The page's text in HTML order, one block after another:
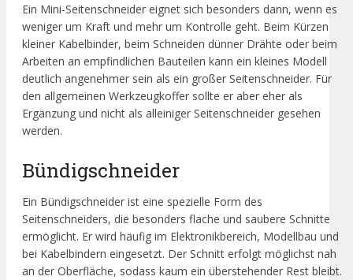
Ein Mini-Seitenschneider eignet sich besonders dann, wenn es
weniger um Kraft und mehr um Kontrolle geht. Beim Kürzen
kleiner Kabelbinder, beim Schneiden dünner Drähte oder beim
Arbeiten an empfindlichen Bauteilen kann ein kleines Modell
deutlich angenehmer sein als ein großer Seitenschneider. Für
den allgemeinen Werkzeugkoffer sollte er aber eher als
Ergänzung und nicht als alleiniger Seitenschneider gesehen
werden.
Bündigschneider
Ein Bündigschneider ist eine spezielle Form des
Seitenschneiders, die besonders flache und saubere Schnitte
ermöglicht. Er wird häufig im Elektronikbereich, Modellbau und
bei Kabelbindern eingesetzt. Der Schnitt erfolgt möglichst nah
an der Oberfläche, sodass kaum ein überstehender Rest bleibt.